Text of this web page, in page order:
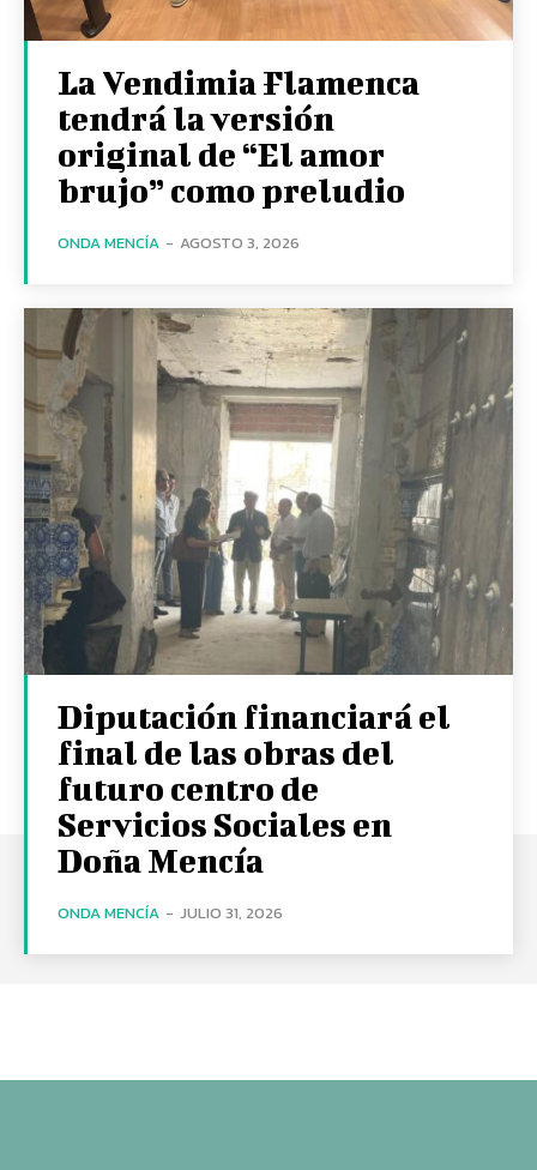
La Vendimia Flamenca
tendrá la versión
original de “El amor
brujo” como preludio
ONDA MENCÍA - AGOSTO 3, 2026
Diputación financiará el
final de las obras del
futuro centro de
Servicios Sociales en
Doña Mencía
ONDA MENCÍA - JULIO 31, 2026